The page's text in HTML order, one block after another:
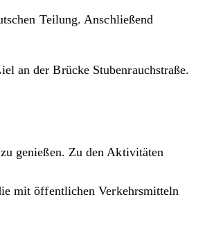
Teilung. Anschließend
an der Brücke Stubenrauchstraße.
genießen. Zu den Aktivitäten
mit öffentlichen Verkehrsmitteln